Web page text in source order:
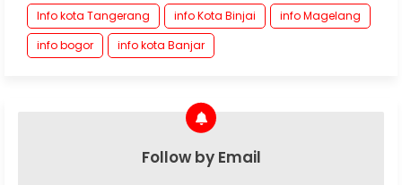
Info kota Tangerang
info Kota Binjai
info Magelang
info bogor
info kota Banjar
Follow by Email